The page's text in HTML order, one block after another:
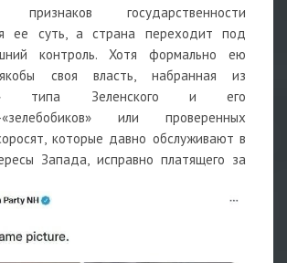
признаков государственности
ее суть, а страна переходит под
контроль. Хотя формально ею
своя власть, набранная из
типа Зеленского и его
«зелебобиков» или проверенных
которые давно обслуживают в
Запада, исправно платящего за